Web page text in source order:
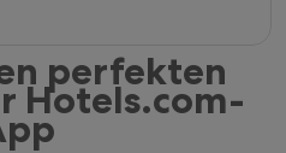
perfekten
Hotels.com-